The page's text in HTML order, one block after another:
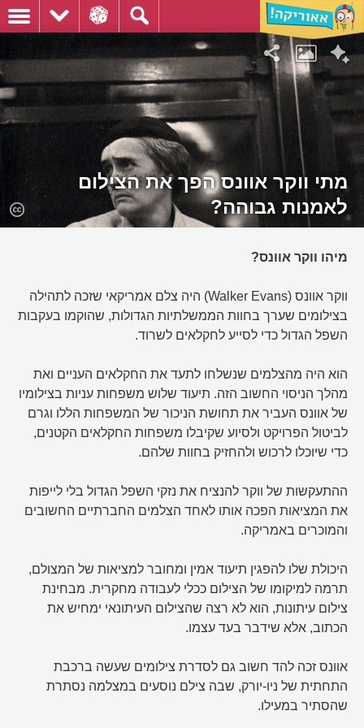
מתי ווקר אוונס הפך את הצילום
לאמנות גבוהה?
מיהו ווקר אוונס?
ווקר אוונס (Walker Evans) היה צלם אמריקאי שזכה לתהילה
בצילומים שערך בחוות הממשלתיות הגדולות, שהוקמו בעקבות
השפל הגדול כדי לסייע לחקלאים לשרוד.
הוא היה מהצלמים שנשלחו לתעד את החקלאים העניים ואת
מהלך הניסוי החשוב הזה. תיעוד שלוש משפחות עניות בצילומיו
של אוונס העביר את תחושת הניכור של המשפחות הללו וגרם
לביטול הפרויקט ולסיוע שקיבלו משפחות החקלאים הקטנים,
כדי שיוכלו לרכוש ולהחזיק בחוות שלהם.
ההתעקשות של ווקר להנציח את נזקי השפל הגדול בלי לייפות
את המציאות הפכה אותו לאחד הצלמים החברתיים החשובים
והמוכרים באמריקה.
היכולת שלו להפגין תיעוד אמין ומחובר למציאות של המצולם,
תרמה למיקומו של הצילום ככלי לעבודה מחקרית. מבחינת
צילום עיתונות, הוא לא רצה שהצילום העיתונאי ימחיש את
הכתוב, אלא שידבר בעד עצמו.
אוונס זכה להד חשוב גם לסדרת צילומים שעשה ברכבת
התחתית של ניו-יורק, שבה צילם נוסעים במצלמה נסתרת
שהסתיר במעילו.